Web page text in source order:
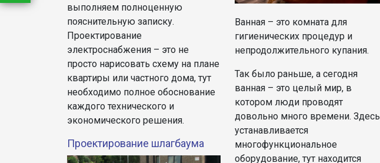
выполняем полноценную
пояснительную записку.
Проектирование
электроснабжения – это не
просто нарисовать схему на плане
квартиры или частного дома, тут
необходимо полное обоснование
каждого технического и
экономического решения.
Проектирование шлагбаума
Ванная – это комната для
гигиенических процедур и
непродолжительного купания.
Так было раньше, а сегодня
ванная – это целый мир, в
котором люди проводят
довольно много времени. Здесь
устанавливается
многофункциональное
оборудование, тут находится